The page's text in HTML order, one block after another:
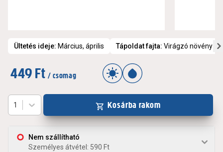
Ültetés ideje: Március, április Tápoldat fajta: Virágzó növény
449 Ft / csomag
Nem szállítható
Személyes átvétel: 590 Ft
1 Kosárba rakom